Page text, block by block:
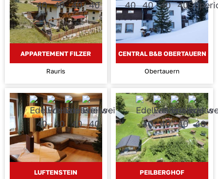
APPARTEMENT FILZER
Rauris
CENTRAL B&B OBERTAUERN
Obertauern
LUFTENSTEIN PEILBERGHOF